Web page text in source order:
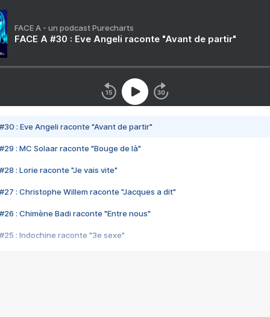
FACE A - un podcast Purecharts
FACE A #30 : Eve Angeli raconte "Avant de partir"
#30 : Eve Angeli raconte "Avant de partir"
#29 : MC Solaar raconte "Bouge de là"
#28 : Lorie raconte "Je vais vite"
#27 : Christophe Willem raconte "Jacques a dit"
#26 : Chimène Badi raconte "Entre nous"
#25 : Indochine raconte "3e sexe"